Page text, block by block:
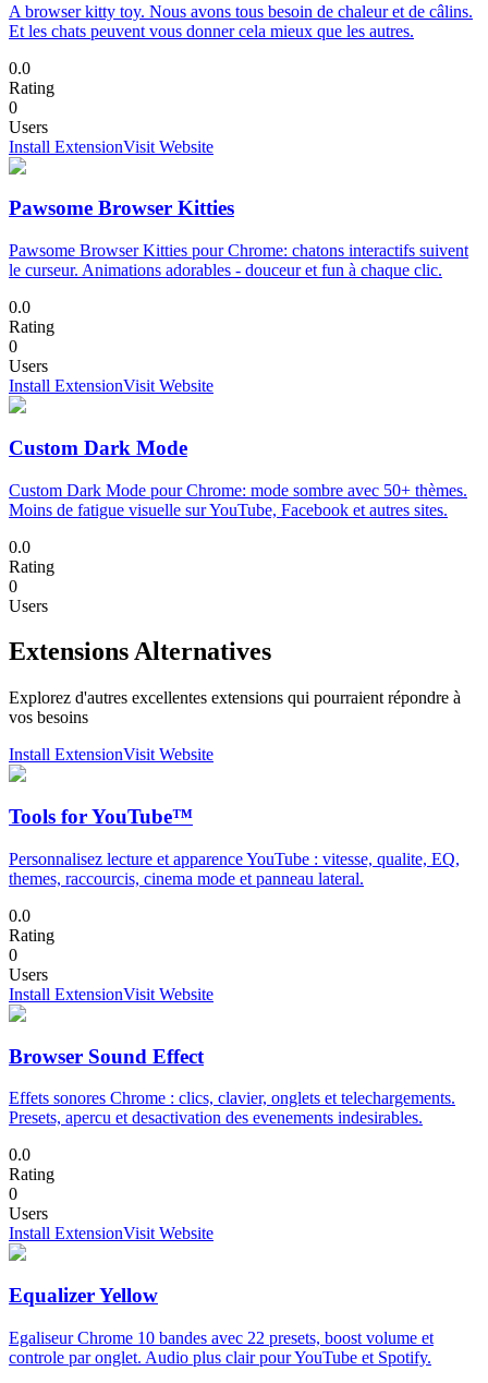
A browser kitty toy. Nous avons tous besoin de chaleur et de câlins.
Et les chats peuvent vous donner cela mieux que les autres.
0.0
Rating
0
Users
Install ExtensionVisit Website
Pawsome Browser Kitties
Pawsome Browser Kitties pour Chrome: chatons interactifs suivent
le curseur. Animations adorables - douceur et fun à chaque clic.
0.0
Rating
0
Users
Install ExtensionVisit Website
Custom Dark Mode
Custom Dark Mode pour Chrome: mode sombre avec 50+ thèmes.
Moins de fatigue visuelle sur YouTube, Facebook et autres sites.
0.0
Rating
0
Users
Extensions Alternatives
Explorez d'autres excellentes extensions qui pourraient répondre à
vos besoins
Install ExtensionVisit Website
Tools for YouTube™
Personnalisez lecture et apparence YouTube : vitesse, qualite, EQ,
themes, raccourcis, cinema mode et panneau lateral.
0.0
Rating
0
Users
Install ExtensionVisit Website
Browser Sound Effect
Effets sonores Chrome : clics, clavier, onglets et telechargements.
Presets, apercu et desactivation des evenements indesirables.
0.0
Rating
0
Users
Install ExtensionVisit Website
Equalizer Yellow
Egaliseur Chrome 10 bandes avec 22 presets, boost volume et
controle par onglet. Audio plus clair pour YouTube et Spotify.